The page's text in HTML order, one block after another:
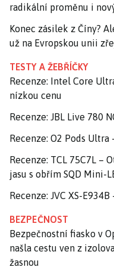
radikální proměnu i
Konec zásilek z Číny?
už na Evropskou unii
TESTY A ŽEBŘÍČKY
Recenze: Intel Core
nízkou cenu
Recenze: JBL Live 780
Recenze: O2 Pods Ultra
Recenze: TCL 75C7L –
jasu s obřím SQD Mini-
Recenze: JVC XS-
BEZPEČNOST
Bezpečnostní fiasko v
našla cestu ven z
žasnou